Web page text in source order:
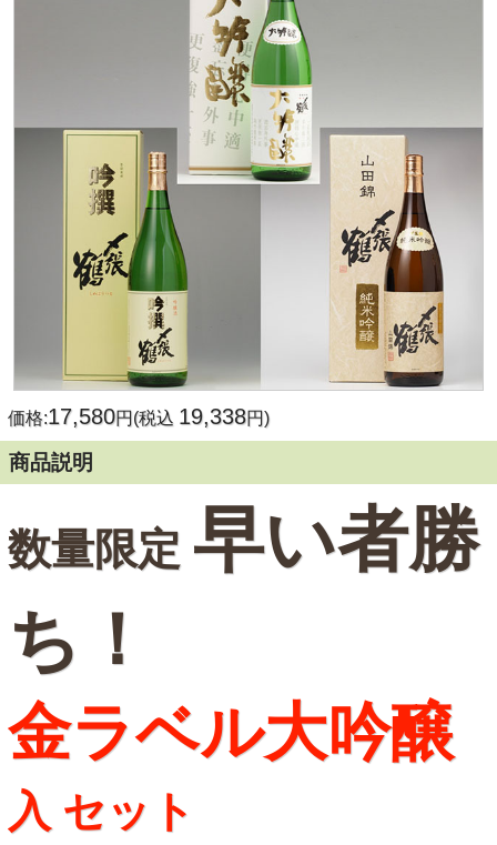
価格:17,580円(税込 19,338円)
商品説明
数量限定 早い者勝
ち！
金ラベル大吟醸
入 セット